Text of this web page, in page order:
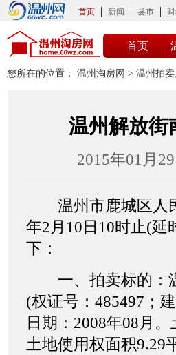
首页 新闻 县市
首页
您所在的位置： 温州淘房网 > 温州拍
温州解放街
2015年01月
温州市鹿城区人民
年2月10日10时止(延
下：
一、拍卖标的：温
(权证号：485497；
日期：2008年08月
土地使用权面积9.29